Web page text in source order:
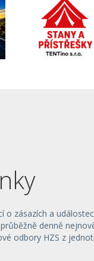
zásazích a
denně
odbory HZS z